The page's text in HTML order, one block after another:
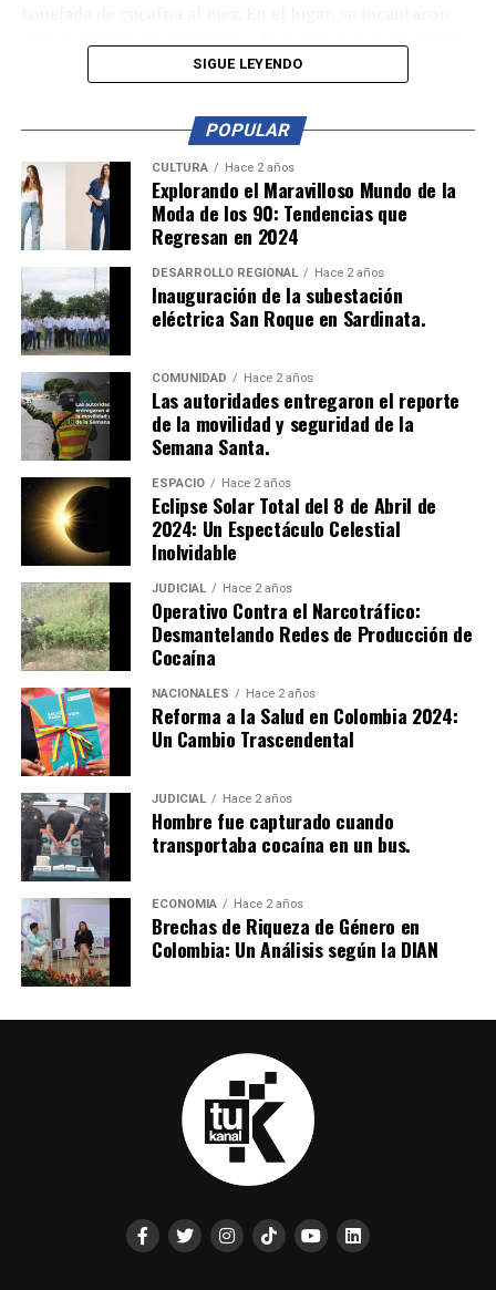
más de 700 kg de clorhidrato de cocaína, más de 2,000
galones de insumos químicos líquidos y numerosos
Operativo en la Vereda San Isidro
En otro operativo, los soldados e investigadores
llegaron hasta la vereda San Isidro, donde se ubicaron
dos estructuras rústicas utilizadas para procesar
cocaína. También encontraron dos depósitos de
almacenamiento de estupefacientes, que contenían 17
kg de clorhidrato de cocaína listos para su distribución.
Además, en los laboratorios había más de 59 galones de
coca en solución, 69 galones de acetato y 50 kg de soda
cáustica, junto con abundantes equipos y maquinaria
para la producción de cocaína.
Judicialización y Desmantelamiento
Todo el material incautado fue puesto a disposición de
las autoridades competentes para la respectiva
judicialización. Este operativo representa un paso
importante en la lucha contra el narcotráfico en la
región, golpeando significativamente las operaciones de
producción y distribución de drogas.
SIGUE LEYENDO
POPULAR
CULTURA Hace 2 años
Explorando el Maravilloso Mundo de la
Moda de los 90: Tendencias que
Regresan en 2024
DESARROLLO REGIONAL Hace 2 años
Inauguración de la subestación
eléctrica San Roque en Sardinata.
COMUNIDAD Hace 2 años
Las autoridades entregaron el reporte
de la movilidad y seguridad de la
Semana Santa.
ESPACIO Hace 2 años
Eclipse Solar Total del 8 de Abril de
2024: Un Espectáculo Celestial
Inolvidable
JUDICIAL Hace 2 años
Operativo Contra el Narcotráfico:
Desmantelando Redes de Producción de
Cocaína
NACIONALES Hace 2 años
Reforma a la Salud en Colombia 2024:
Un Cambio Trascendental
JUDICIAL Hace 2 años
Hombre fue capturado cuando
transportaba cocaína en un bus.
ECONOMIA Hace 2 años
Brechas de Riqueza de Género en
Colombia: Un Análisis según la DIAN